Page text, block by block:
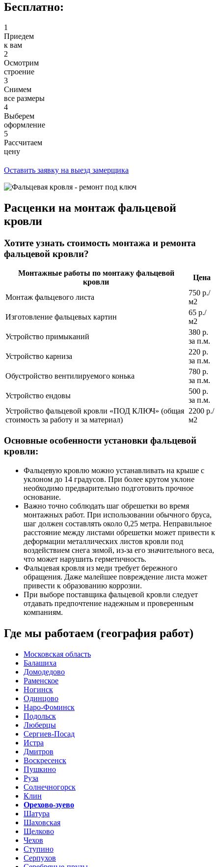
Бесплатно:
1
Приедем
к вам
2
Осмотрим
строение
3
Снимем
все размеры
4
Выберем
оформление
5
Рассчитаем
цену
Оставить заявку на выезд замерщика
Расценки на монтаж фальцевой
кровли
Хотите узнать стоимость монтажа и ремонта
фальцевой кровли?
Монтажные работы по монтажу фальцевой
кровли
Цена
Монтаж фальцевого листа
750 р./
м2
Изготовление фальцевых картин
65 р./
м2
Устройство примыканий
380 р.
за п.м.
Устройство карниза
220 р.
за п.м.
Обустройство вентилируемого конька
780 р.
за п.м.
Устройство ендовы
500 р.
за п.м.
Устройство фальцевой кровли «ПОД КЛЮЧ» (общая
стоимость за работу и за материал)
2200 р./
м2
Основные особенности установки фальцевой
кровли:
Фальцевую кровлю можно устанавливать на крыше с
уклоном до 14 градусов. При более крутом уклоне
необходимо предварительно подготовить прочное
основание.
Важно точно соблюдать шаг обрешетки во время
монтажных работ. При использовании обычного бруса,
шаг должен составлять около 0,25 метра. Неправильное
расстояние между листами обрешетки может привести к
деформации металлических листов кровли под
воздействием снега зимой, из-за его значительного веса,
что может нарушить герметичность.
Фальцевая кровля из меди требует бережного
обращения. Даже малейшее повреждение листа может
привести к образованию коррозии.
При выборе поставщика фальцевой кровли следует
отдавать предпочтение надежным и проверенным
компаниям.
Где мы работаем (география работ)
Московская область
Балашиха
Домодедово
Раменское
Ногинск
Одинцово
Наро-Фоминск
Подольск
Люберцы
Сергиев-Посад
Истра
Дмитров
Воскресенск
Пушкино
Руза
Солнечногорск
Клин
Орехово-зуево
Шатура
Шаховская
Щелково
Чехов
Ступино
Серпухов